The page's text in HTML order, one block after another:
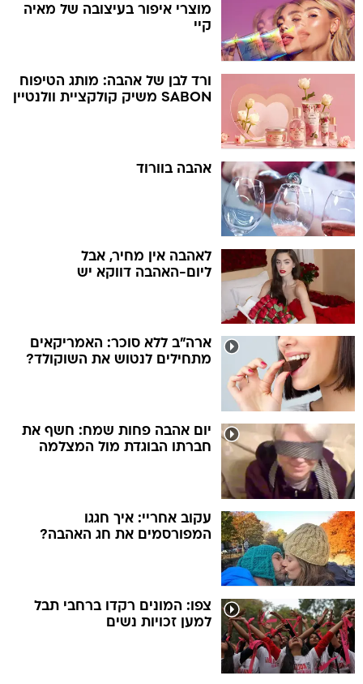
מוצרי איפור בעיצובה של מאיה
קיי
ורד לבן של אהבה: מותג הטיפוח
SABON משיק קולקציית וולנטיין
אהבה בוורוד
לאהבה אין מחיר, אבל
ליום-האהבה דווקא יש
ארה"ב ללא סוכר: האמריקאים
מתחילים לנטוש את השוקולד?
יום אהבה פחות שמח: חשף את
חברתו הבוגדת מול המצלמה
עקוב אחריי: איך חגגו
המפורסמים את חג האהבה?
צפו: המונים רקדו ברחבי תבל
למען זכויות נשים